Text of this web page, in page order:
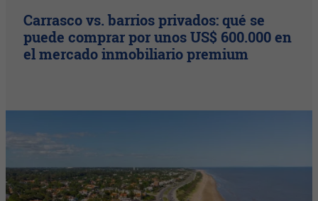
Carrasco vs. barrios privados: qué se
puede comprar por unos US$ 600.000 en
el mercado inmobiliario premium